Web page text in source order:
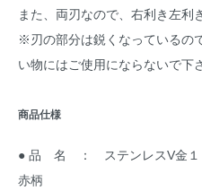
また、両刃なので、右利き左利
※刃の部分は鋭くなっているの
い物にはご使用にならないで下
商品仕様
● 品 名 ： ステンレスV金１
赤柄